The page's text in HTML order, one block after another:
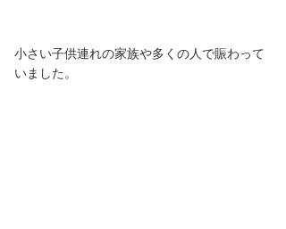
小さい子供連れの家族や多くの人で賑わって
いました。